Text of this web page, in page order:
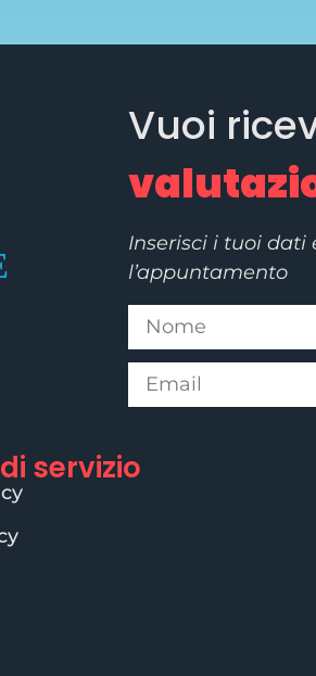
Vuoi
Inserisci i tuoi dati
l’appuntamento
servizio